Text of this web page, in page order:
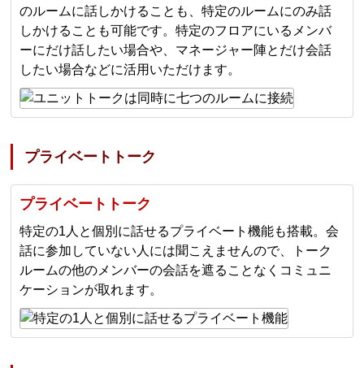
のルームに話しかけることも、特定のルームにのみ話
しかけることも可能です。特定のフロアにいるメンバ
ーにだけ話したい場合や、マネージャー陣とだけ会話
したい場合などに活用いただけます。
プライベートトーク
プライベートトーク
特定の1人と個別に話せるプライベート機能も搭載。会
話に参加していない人には聞こえませんので、トーク
ルームの他のメンバーの会話を遮ることなくコミュニ
ケーションが取れます。